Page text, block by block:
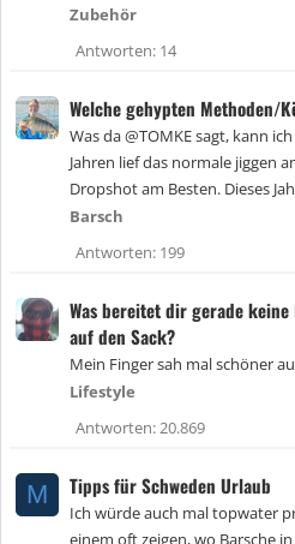
Zubehör
Antworten 14
Welche gehypten Methoden/
Was da @TOMKE sagt, kann
Jahren lief das normale jiggen
Dropshot am Besten. Dieses
Barsch
Antworten 199
Was bereitet dir gerade keine
auf den Sack?
Mein Finger sah mal schöner
Lifestyle
Antworten 20.869
M Tipps für Schweden Urlaub
Ich würde auch mal topwater
einem oft zeigen, wo Barsche